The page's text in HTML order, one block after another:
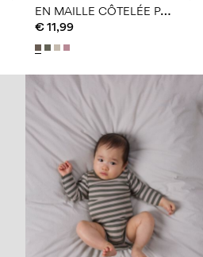
E
N MAILLE CÔTELÉE PANTALON
€ 11,99